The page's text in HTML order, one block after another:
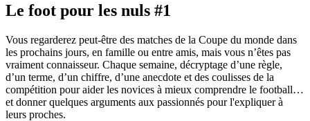
Le foot pour les nuls #1
Vous regarderez peut-être des matches de la Coupe du monde dans
les prochains jours, en famille ou entre amis, mais vous n’êtes pas
vraiment connaisseur. Chaque semaine, décryptage d’une règle,
d’un terme, d’un chiffre, d’une anecdote et des coulisses de la
compétition pour aider les novices à mieux comprendre le football…
et donner quelques arguments aux passionnés pour l'expliquer à
leurs proches.